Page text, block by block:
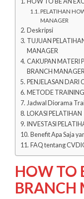
PELATIHAN
MANAGER
Deskripsi
TUJUAN
MANAGER
CAKUPAN MATERI
BRANCH MANAGER
PENJELASAN DARI
METODE TRAINING
Jadwal Diorama
LOKASI PELATIHAN
INVESTASI
Benefit Apa Saja
FAQ tentang
HOW TO
BRANCH